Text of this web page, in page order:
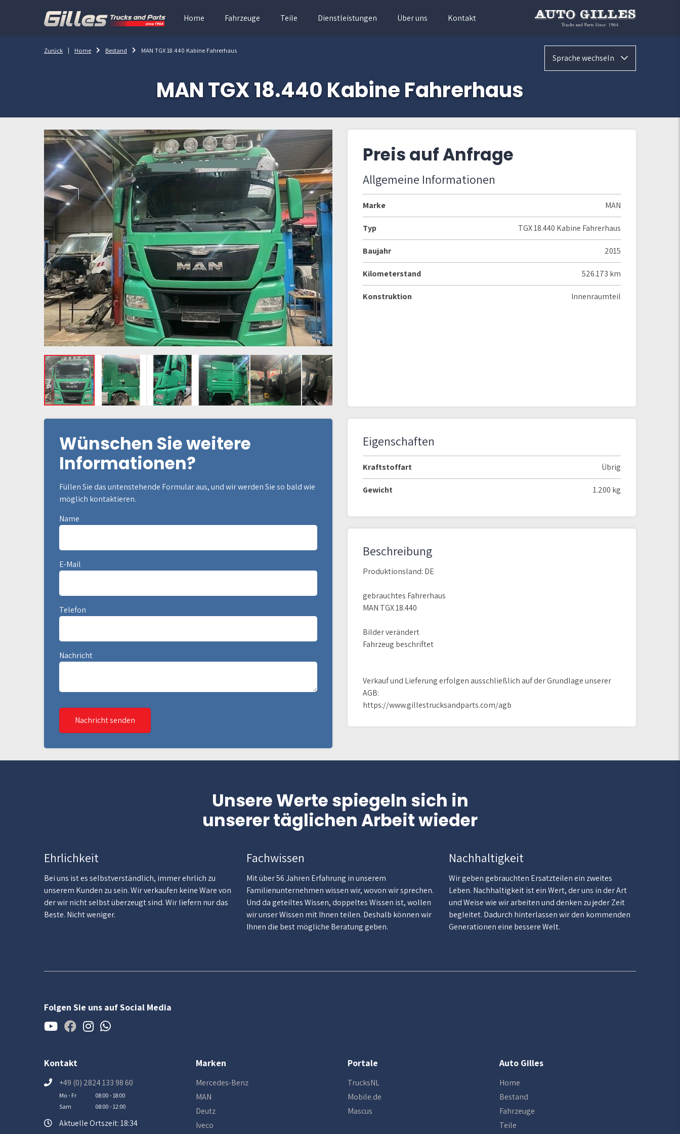
Home Fahrzeuge Teile Dienstleistungen Über uns Kontakt
Sprache wechseln
Zurück Home Bestand MAN TGX 18.440 Kabine Fahrerhaus
MAN TGX 18.440 Kabine Fahrerhaus
Preis auf Anfrage
Allgemeine Informationen
Marke MAN
Typ TGX 18.440 Kabine Fahrerhaus
Baujahr 2015
Kilometerstand 526.173 km
Konstruktion Innenraumteil
Wünschen Sie weitere
Informationen?
Füllen Sie das untenstehende Formular aus, und wir werden Sie so bald wie
möglich kontaktieren.
Name
E-Mail
Telefon
Nachricht
Nachricht senden
Eigenschaften
Kraftstoffart Übrig
Gewicht 1.200 kg
Beschreibung
Produktionsland: DE
gebrauchtes Fahrerhaus
MAN TGX 18.440
Bilder verändert
Fahrzeug beschriftet
Verkauf und Lieferung erfolgen ausschließlich auf der Grundlage unserer
AGB:
https://www.gillestrucksandparts.com/agb
Unsere Werte spiegeln sich in
unserer täglichen Arbeit wieder
Ehrlichkeit
Bei uns ist es selbstverständlich, immer ehrlich zu
unserem Kunden zu sein. Wir verkaufen keine Ware von
der wir nicht selbst überzeugt sind. Wir liefern nur das
Beste. Nicht weniger.
Fachwissen
Mit über 56 Jahren Erfahrung in unserem
Familienunternehmen wissen wir, wovon wir sprechen.
Und da geteiltes Wissen, doppeltes Wissen ist, wollen
wir unser Wissen mit Ihnen teilen. Deshalb können wir
Ihnen die best mögliche Beratung geben.
Nachhaltigkeit
Wir geben gebrauchten Ersatzteilen ein zweites
Leben. Nachhaltigkeit ist ein Wert, der uns in der Art
und Weise wie wir arbeiten und denken zu jeder Zeit
begleitet. Dadurch hinterlassen wir den kommenden
Generationen eine bessere Welt.
Folgen Sie uns auf Social Media
Kontakt
+49 (0) 2824 133 98 60
Mo - Fr
08:00 - 18:00
Sam
08:00 - 12:00
Aktuelle Ortszeit: 18:34
Marken
Mercedes-Benz
MAN
Deutz
Iveco
Portale
TrucksNL
Mobile.de
Mascus
Auto Gilles
Home
Bestand
Fahrzeuge
Teile